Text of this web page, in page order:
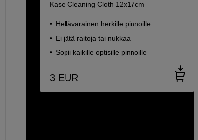
Kase Cleaning Cloth 12x17cm
Hellävarainen herkille pinnoille
Ei jätä raitoja tai nukkaa
Sopii kaikille optisille pinnoille
3 EUR